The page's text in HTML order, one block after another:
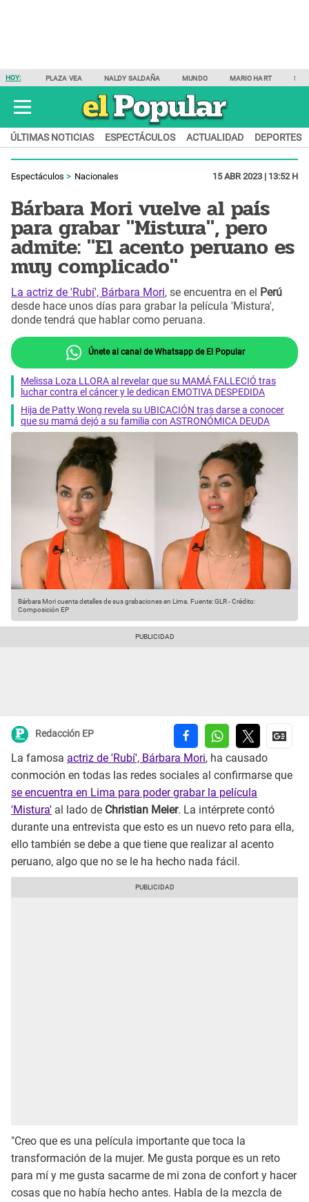
HOY: PLAZA VEA NALDY SALDAÑA MUNDO MARIO HART
ÚLTIMAS NOTICIAS ESPECTÁCULOS ACTUALIDAD DEPORTES
Espectáculos Nacionales 15 ABR 2023 | 13:52 H
Bárbara Mori vuelve al país
para grabar "Mistura", pero
admite: "El acento peruano es
muy complicado"
La actriz de 'Rubí', Bárbara Mori, se encuentra en el Perú
desde hace unos días para grabar la película 'Mistura',
donde tendrá que hablar como peruana.
Únete al canal de Whatsapp de El Popular
Melissa Loza LLORA al revelar que su MAMÁ FALLECIÓ tras
luchar contra el cáncer y le dedican EMOTIVA DESPEDIDA
Hija de Patty Wong revela su UBICACIÓN tras darse a conocer
que su mamá dejó a su familia con ASTRONÓMICA DEUDA
Bárbara Mori cuenta detalles de sus grabaciones en Lima. Fuente: GLR-Crédito:
Composición EP
Redacción EP
La famosa actriz de 'Rubí', Bárbara Mori, ha causado
conmoción en todas las redes sociales al confirmarse que
se encuentra en Lima para poder grabar la película
'Mistura' al lado de Christian Meier. La intérprete contó
durante una entrevista que esto es un nuevo reto para ella,
ello también se debe a que tiene que realizar al acento
peruano, algo que no se le ha hecho nada fácil.
"Creo que es una película importante que toca la
transformación de la mujer. Me gusta porque es un reto
para mí y me gusta sacarme de mi zona de confort y hacer
cosas que no había hecho antes. Habla de la mezcla de